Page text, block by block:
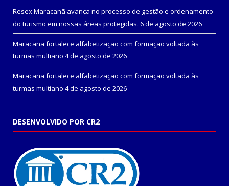
Resex Maracanã avança no processo de gestão e ordenamento
do turismo em nossas áreas protegidas. 6 de agosto de 2026
Maracanã fortalece alfabetização com formação voltada às
turmas multiano 4 de agosto de 2026
Maracanã fortalece alfabetização com formação voltada às
turmas multiano 4 de agosto de 2026
DESENVOLVIDO POR CR2